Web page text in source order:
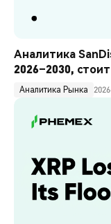
Аналитика
2026–2030,
Аналитика Рынка